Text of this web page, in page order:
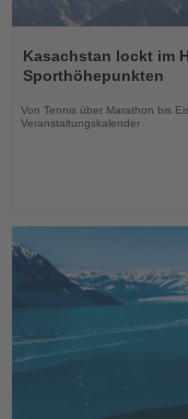
Sie
die
Nachrichten
Kasachstan lockt im
Sporthöhepunkten
Von Tennis über Marathon bis
Veranstaltungskalender